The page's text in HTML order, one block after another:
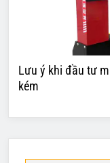
Lưu ý khi đầu tư
kém